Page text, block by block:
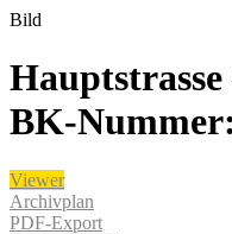
Bild
BK-
Viewer
Archivplan
PDF-Export